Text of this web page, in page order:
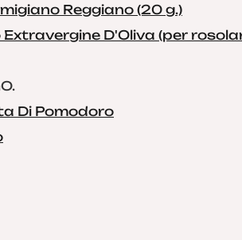
Reggiano (20 g.)
Extravergine D'Oliva (per
Di Pomodoro